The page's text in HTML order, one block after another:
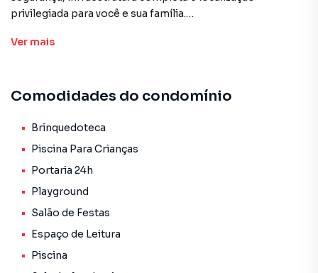
privilegiada para você e sua família.
- Localização Estratégica:
diversos pontos de interesse:
aproximadamente 10 minutos, facilitando o deslocamento
diário dos estudantes.
proporcionando conveniência para as necessidades
diárias.
Farmácias: Estabelecimentos farmacêuticos a
a medicamentos e produtos de saúde.
Centros Médicos: Unidades de saúde a cerca de 12
Ver mais
Comodidades do condomínio
Brinquedoteca
Piscina Para Crianças
Portaria 24h
Playground
Salão de Festas
Espaço de Leitura
Piscina